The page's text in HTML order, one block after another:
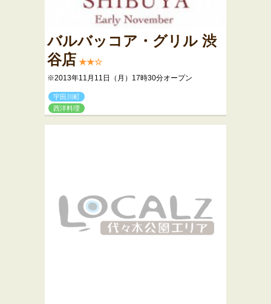
バルバッコア・グリル 渋
谷店 ★★☆
※2013年11月11日（月）17時30分オープン
宇田川町
西洋料理